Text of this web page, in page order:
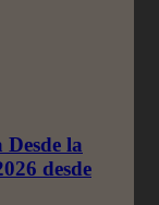
Desde la
desde